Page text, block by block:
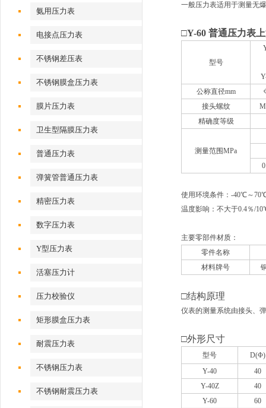
氨用压力表
电接点压力表
不锈钢差压表
不锈钢膜盒压力表
膜片压力表
卫生型隔膜压力表
普通压力表
弹簧管普通压力表
精密压力表
数字压力表
Y型压力表
活塞压力计
压力校验仪
矩形膜盒压力表
耐震压力表
不锈钢压力表
不锈钢耐震压力表
一般压力表适用于测量无
□Y-60 普通压力表
型号
公称直径mm
接头螺纹
精确度等级
测量范围MPa
使用环境条件：-40℃～
温度影响：不大于0.4％/
主要零部件材质：
零件名称
材料牌号
□结构原理
仪表的测量系统由接头、
□外形尺寸
型号
D(Φ)
Y-40
40
Y-40Z
40
Y-60
60